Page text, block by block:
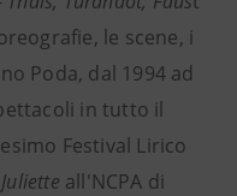
le scene, i
Poda, dal 1994 ad
in tutto il
Festival Lirico
all'NCPA di